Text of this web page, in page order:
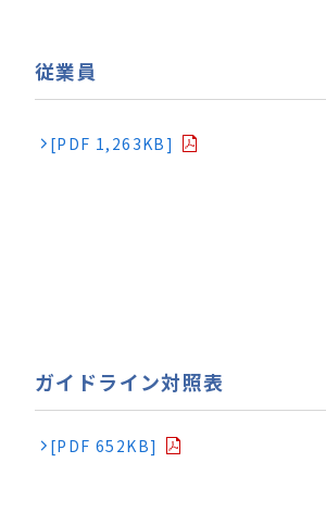
従業員
[PDF 1,263KB]
ガイドライン対照表
[PDF 652KB]